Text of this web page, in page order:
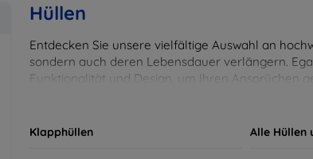
Hüllen
Entdecken Sie unsere vielfältige Auswahl an
sondern auch deren Lebensdauer verlängern.
Funktionalität und Design, um Ihren Ansprüchen
Klapphüllen Alle Hüllen